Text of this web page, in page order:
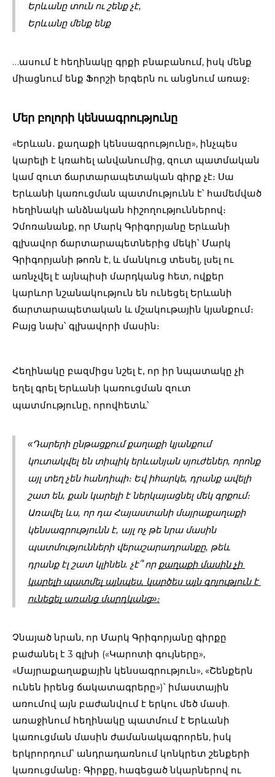
Երևանը տուն ու շենք չէ,
Երևանը մենք ենք
…ասում է հեղինակը գրքի բնաբանում, իսկ մենք
միացնում ենք Ֆորշի երգերն ու անցնում առաջ։
Մեր բոլորի կենսագրությունը
«Երևան․ քաղաքի կենսագրությունը», ինչպես
կարելի է կռահել անվանումից, զուտ պատմական
կամ զուտ ճարտարապետական գիրք չէ։ Սա
Երևանի կառուցման պատմությունն է՝ համեմված
հեղինակի անձնական հիշողություններով։
Չմոռանանք, որ Մարկ Գրիգորյանը Երևանի
գլխավոր ճարտարապետներից մեկի՝ Մարկ
Գրիգորյանի թոռն է, և մանկուց տեսել, լսել ու
առնչվել է այնպիսի մարդկանց հետ, ովքեր
կարևոր նշանակություն են ունեցել Երևանի
ճարտարապետական և մշակութային կյանքում։
Բայց նախ՝ գլխավորի մասին։
Հեղինակը բազմիցս նշել է, որ իր նպատակը չի
եղել գրել Երևանի կառուցման զուտ
պատմությունը, որովհետև՝
«Դարերի ընթացքում քաղաքի կյանքում
կուտակվել են տիպիկ երևանյան սյուժեներ, որոնք
այլ տեղ չեն հանդիպի։ Եվ իհարկե, դրանք ավելի
շատ են, քան կարելի է ներկայացնել մեկ գրքում։
Առավել ևս, որ դա Հայաստանի մայրաքաղաքի
կենսագրությունն է, այլ ոչ թե նրա մասին
պատմությունների վերաշարադրանքը, թեև
դրանք էլ շատ կլինեն. չէ՞ որ քաղաքի մասին չի
կարելի պատմել այնպես, կարծես այն գոյություն է
ունեցել առանց մարդկանց»։
Չնայած նրան, որ Մարկ Գրիգորյանը գիրքը
բաժանել է 3 գլխի («Կարոտի գույները»,
«Մայրաքաղաքային կենսագրություն», «Շենքերն
ունեն իրենց ճակատագրերը»)՝ իմաստային
առումով այն բաժանվում է երկու մեծ մասի.
առաջինում հեղինակը պատմում է Երևանի
կառուցման մասին ժամանակագրորեն, իսկ
երկրորդում՝ անդրադառնում կոնկրետ շենքերի
կառուցմանը։ Գիրքը, հագեցած նկարներով ու